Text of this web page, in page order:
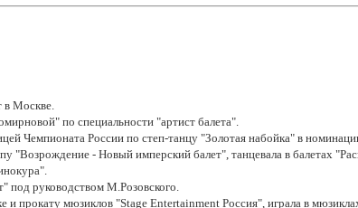
в Москве.
по специальности "артист балета".
Чемпионата России по степ-танцу "Золотая набойка" в
"Возрождение - Новый имперский балет", танцевала в балетах
под руководством М.Розовского.
и прокату мюзиклов "Stage Entertainment Россия", играла в